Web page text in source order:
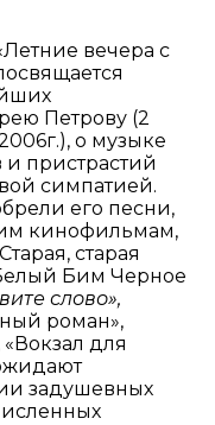
вечера с
Петрову (2
о музыке
и пристрастий
симпатией.
его песни,
кинофильмам,
старая
Бим Черное
слово»,
роман»,
для
задушевных